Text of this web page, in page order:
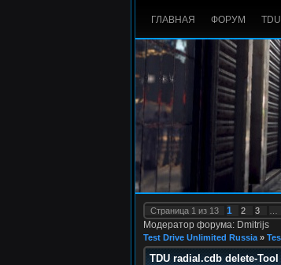
ГЛАВНАЯ ФОРУМ TDU
Страница 1 из 13 1 2 3
Модератор форума: Dmitrijs
Test Drive Unlimited Russia »
TDU radial.cdb delete-Tool